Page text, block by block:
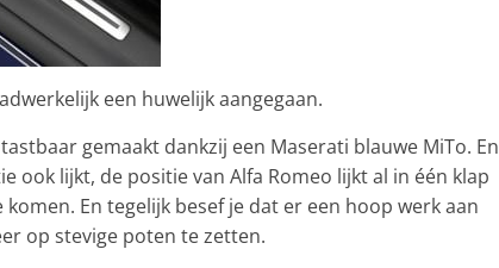
een huwelijk aangegaan.
gemaakt dankzij een Maserati blauwe MiTo. En
ook lijkt, de positie van Alfa Romeo lijkt al in één klap
En tegelijk besef je dat er een hoop werk aan
op stevige poten te zetten.